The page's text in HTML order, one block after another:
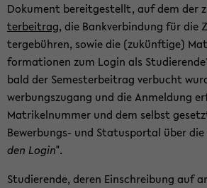
Dokument be­reit­ge­stellt, auf dem der
ter­bei­trag, die Bank­ver­bin­dung für die
ter­ge­büh­ren, sowie die (zu­künf­ti­ge)
for­ma­tio­nen zum Login als
bald der Se­mes­ter­bei­trag ver­bucht
wer­bungs­zu­gang und die An­mel­dung
Ma­tri­kel­num­mer und dem selbst
Bewerbungs-​ und Sta­tuspor­tal über die
den Login".
Stu­die­ren­de, deren Ein­schrei­bung auf